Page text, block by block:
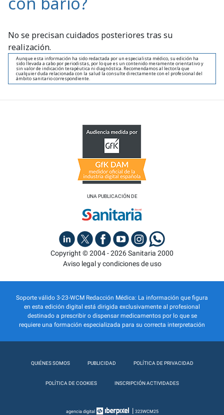
No se precisan cuidados posteriores tras su
realización.
Aunque esta información ha sido redactada por un especialista médico, su edición ha
sido llevada a cabo por periodistas, por lo que es un contenido meramente orientativo y
sin valor de indicación terapéutica ni diagnóstica. Recomendamos al lector/a que
cualquier duda relacionada con la salud la consulte directamente con el profesional del
ámbito sanitario correspondiente.
UNA PUBLICACIÓN DE
Copyright © 2004 - 2026 Sanitaria 2000
Aviso legal y condiciones de uso
Soporte válido 3-23-WCM Redacción Médica: La información que figura
en esta edición digital está dirigida exclusivamente al profesional
destinado a prescribir o dispensar medicamentos por lo que se
requiere una formación especializada para su correcta interpretación
QUIÉNES SOMOS PUBLICIDAD POLÍTICA DE PRIVACIDAD
POLÍTICA DE COOKIES INSCRIPCIÓN ACTIVIDADES
agencia digital | 323WCM25